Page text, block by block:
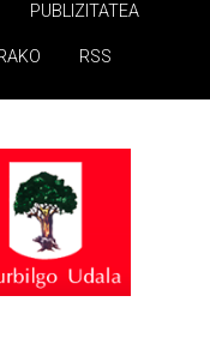
PUBLIZITATEA
RSS